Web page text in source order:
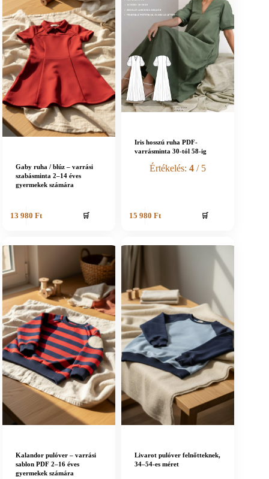
Gaby ruha / blúz – varrási
szabásminta 2–14 éves
gyermekek számára
13 980 Ft 🛒
Iris hosszú ruha PDF-
varrásminta 30-tól 58-ig
Értékelés:4 / 5
15 980 Ft 🛒
Kalandor pulóver – varrási
sablon PDF 2–16 éves
gyermekek számára
Livarot pulóver felnőtteknek,
34–54-es méret